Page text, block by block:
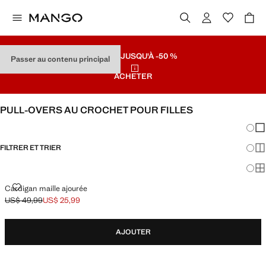
Passer au contenu principal
SOLDES JUSQU'À -50 %
ACHETER
PULL-OVERS AU CROCHET POUR FILLES
FILTRER ET TRIER
Cardigan maille ajourée
CARDIGAN MAILLE AJOURÉE
Prix initial barré [US$ 49,99 ]
US$ 49,99
Prix actuel [US$ 25,99 ]
US$ 25,99
AJOUTER